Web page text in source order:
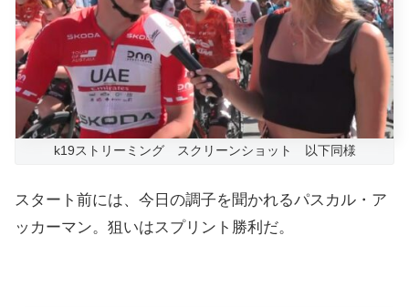
k19ストリーミング スクリーンショット 以下同様
スタート前には、今日の調子を聞かれるパスカル・ア
ッカーマン。狙いはスプリント勝利だ。